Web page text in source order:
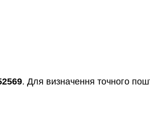
. Для визначення точного